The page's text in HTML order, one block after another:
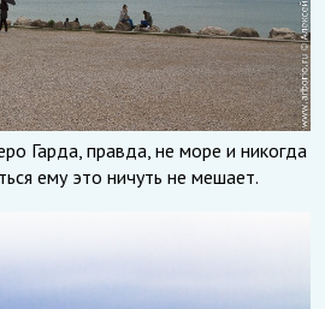
Гарда, правда, не море и никогда
ему это ничуть не мешает.